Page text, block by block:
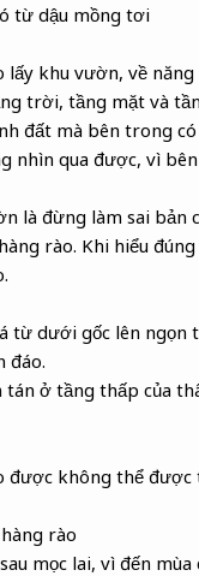
từ dậu mồng tơi
khu vườn, về
trời, tầng mặt và
đất mà bên trong
nhìn qua được, vì
là đừng làm sai bản
rào. Khi hiểu
từ dưới gốc lên ngọn
đáo.
ở tầng thấp của
được không thể
rào
mọc lai, vì đến